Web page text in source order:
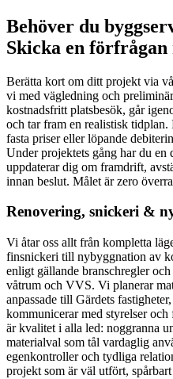
Behöver du
Skicka en förfrågan
Berätta kort om ditt projekt via
vi med vägledning och
kostnadsfritt platsbesök, går
och tar fram en realistisk
fasta priser eller löpande
Under projektets gång har du en
uppdaterar dig om framdrift,
innan beslut. Målet är zero
Renovering, snickeri &
Vi åtar oss allt från kompletta
finsnickeri till nybyggnation av
enligt gällande branschregler
våtrum och VVS. Vi planerar
anpassade till Gärdets
kommunicerar med styrelser
är kvalitet i alla led: noggranna
materialval som tål vardaglig
egenkontroller och tydliga
projekt som är väl utfört,